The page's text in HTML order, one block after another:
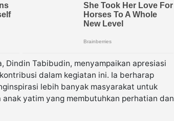
Dindin Tabibudin, menyampaikan apresiasi
dalam kegiatan ini. Ia berharap
lebih banyak masyarakat untuk
yatim yang membutuhkan perhatian dan